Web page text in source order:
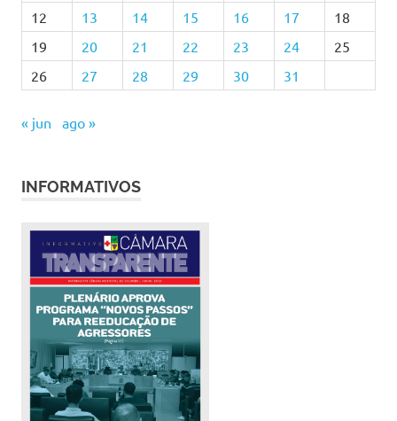
12
13 14 15 16 17
18
19
20 21 22 23 24
25
26
27 28 29 30 31
« jun ago »
INFORMATIVOS